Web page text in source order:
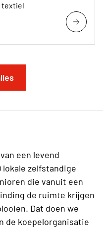
textiel
een levend
zelfstandige
die vanuit een
de ruimte krijgen
Dat doen we
de koepelorganisatie